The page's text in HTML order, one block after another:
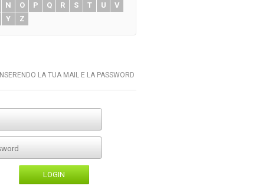
N O P Q R S T U
V
Y Z
LA TUA MAIL E LA PASSWORD
LOGIN